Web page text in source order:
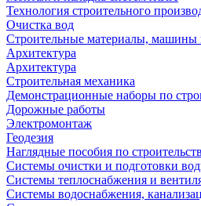
Технология строительного
Очистка вод
Строительные материалы, машины
Архитектура
Архитектура
Cтроительная механика
Демонстрационные наборы по
Дорожные работы
Электромонтаж
Геодезия
Наглядные пособия по
Системы очистки и подготовки
Системы теплоснабжения и
Системы водоснабжения,